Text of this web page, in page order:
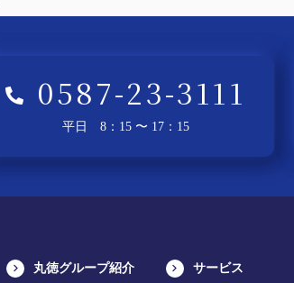
0587-23-3111
平日 8：15 〜 17：15
丸徳グループ紹介 サービス